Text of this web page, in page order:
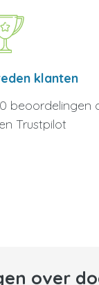
klanten
beoordelingen
Trustpilot
over